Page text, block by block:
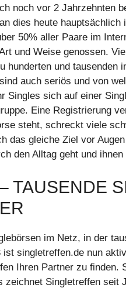
noch vor 2 Jahrzehnten
dies heute
50% aller Paare im
und Weise genossen.
hunderten und tausenden
auch seriös und von
Singles sich auf einer
Eine Registrierung
steht, schreckt viele
das gleiche Ziel vor
den Alltag geht und
TAUSENDE
im Netz, in der
singletreffen.de nun
Ihren Partner zu finden.
zeichnet Singletreffen seit